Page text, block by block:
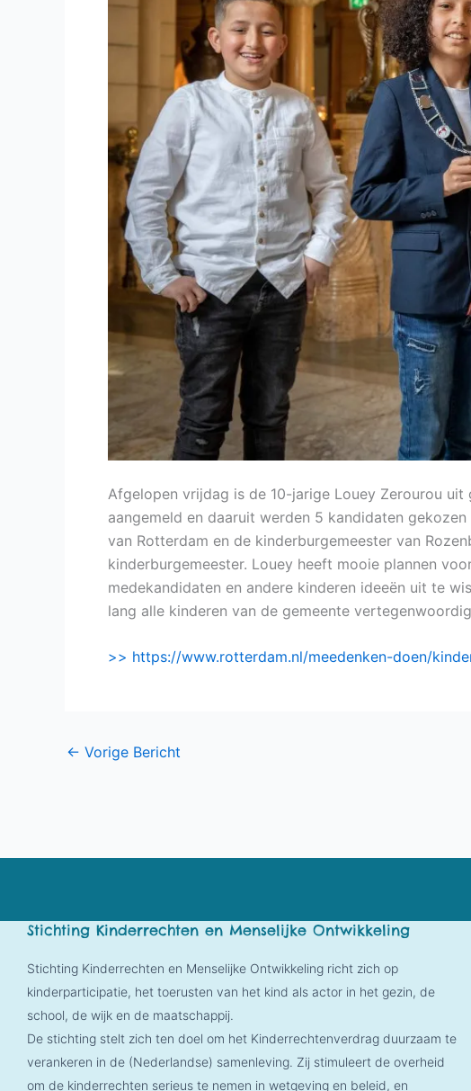
Afgelopen vrijdag is de 10-jarige Louey Zerourou
aangemeld en daaruit werden 5 kandidaten
van Rotterdam en de kinderburgemeester van
kinderburgemeester. Louey heeft mooie plannen
medekandidaten en andere kinderen ideeën uit te
lang alle kinderen van de gemeente
>> https://www.rotterdam.nl/meedenken-doen/
← Vorige Bericht
Stichting Kinderrechten en Menselijke Ontwikkeling
Stichting Kinderrechten en Menselijke Ontwikkeling richt zich op
kinderparticipatie, het toerusten van het kind als actor in het gezin, de
school, de wijk en de maatschappij.
De stichting stelt zich ten doel om het Kinderrechtenverdrag duurzaam te
verankeren in de (Nederlandse) samenleving. Zij stimuleert de overheid
om de kinderrechten serieus te nemen in wetgeving en beleid, en